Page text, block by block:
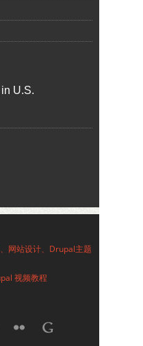
U.S.
网站设计、Drupal主题
视频教程